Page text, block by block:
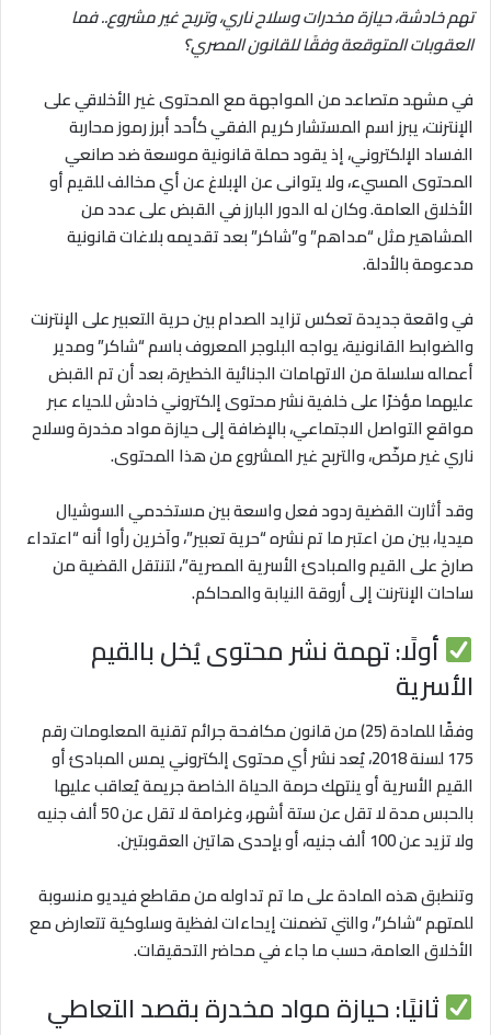
تهم خادشة، حيازة مخدرات وسلاح ناري، وتربح غير مشروع.. فما
العقوبات المتوقعة وفقًا للقانون المصري؟
في مشهد متصاعد من المواجهة مع المحتوى غير الأخلاقي على
الإنترنت، يبرز اسم المستشار كريم الفقي كأحد أبرز رموز محاربة
الفساد الإلكتروني، إذ يقود حملة قانونية موسعة ضد صانعي
المحتوى المسيء، ولا يتوانى عن الإبلاغ عن أي مخالف للقيم أو
الأخلاق العامة. وكان له الدور البارز في القبض على عدد من
المشاهير مثل “مداهم” و”شاكر” بعد تقديمه بلاغات قانونية
مدعومة بالأدلة.
في واقعة جديدة تعكس تزايد الصدام بين حرية التعبير على الإنترنت
والضوابط القانونية، يواجه البلوجر المعروف باسم “شاكر” ومدير
أعماله سلسلة من الاتهامات الجنائية الخطيرة، بعد أن تم القبض
عليهما مؤخرًا على خلفية نشر محتوى إلكتروني خادش للحياء عبر
مواقع التواصل الاجتماعي، بالإضافة إلى حيازة مواد مخدرة وسلاح
ناري غير مرخّص، والتربح غير المشروع من هذا المحتوى.
وقد أثارت القضية ردود فعل واسعة بين مستخدمي السوشيال
ميديا، بين من اعتبر ما تم نشره “حرية تعبير”، وآخرين رأوا أنه “اعتداء
صارخ على القيم والمبادئ الأسرية المصرية”، لتنتقل القضية من
ساحات الإنترنت إلى أروقة النيابة والمحاكم.
أولًا: تهمة نشر محتوى يُخل بالقيم
الأسرية
وفقًا للمادة (25) من قانون مكافحة جرائم تقنية المعلومات رقم
175 لسنة 2018، يُعد نشر أي محتوى إلكتروني يمس المبادئ أو
القيم الأسرية أو ينتهك حرمة الحياة الخاصة جريمة يُعاقب عليها
بالحبس مدة لا تقل عن ستة أشهر، وغرامة لا تقل عن 50 ألف جنيه
ولا تزيد عن 100 ألف جنيه، أو بإحدى هاتين العقوبتين.
وتنطبق هذه المادة على ما تم تداوله من مقاطع فيديو منسوبة
للمتهم “شاكر”، والتي تضمنت إيحاءات لفظية وسلوكية تتعارض مع
الأخلاق العامة، حسب ما جاء في محاضر التحقيقات.
ثانيًا: حيازة مواد مخدرة بقصد التعاطي